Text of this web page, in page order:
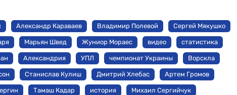
Александр Караваев Владимир Полевой Сергей Мякушко
Марьян Швед Жуниор Мораес видео статистика
Александрия УПЛ чемпионат Украины Ворскла
Станислав Кулиш Дмитрий Хлебас Артем Громов
Тамаш Кадар история Михаил Сергийчук